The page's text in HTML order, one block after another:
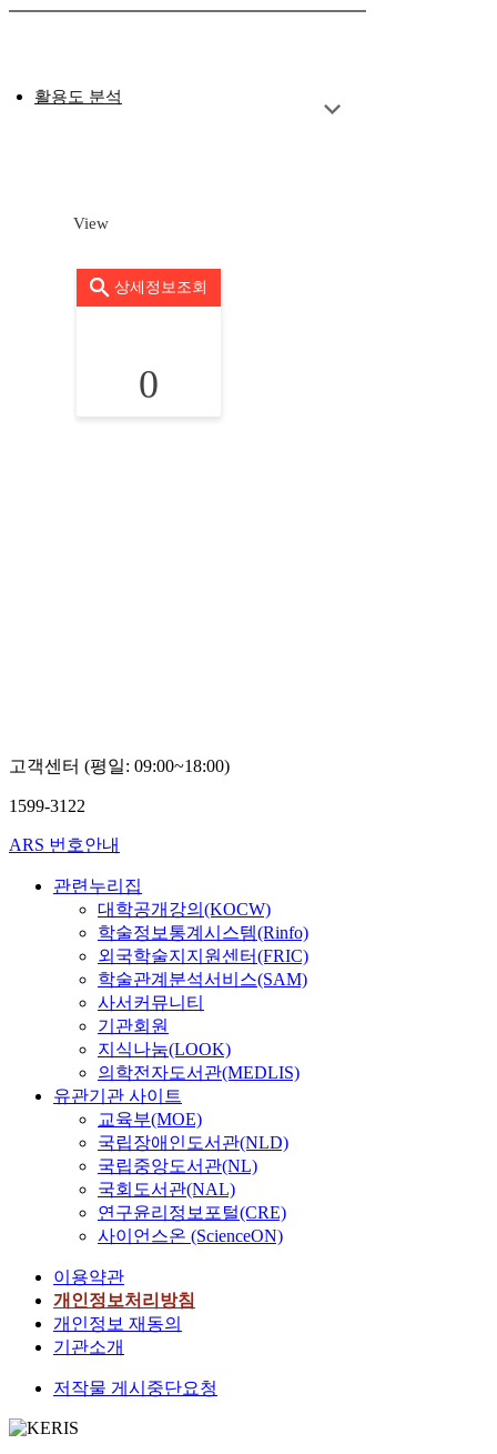
활용도 분석
View
상세정보조회
0
고객센터 (평일: 09:00~18:00)
1599-3122
ARS 번호안내
관련누리집
대학공개강의(KOCW)
학술정보통계시스템(Rinfo)
외국학술지지원센터(FRIC)
학술관계분석서비스(SAM)
사서커뮤니티
기관회원
지식나눔(LOOK)
의학전자도서관(MEDLIS)
유관기관 사이트
교육부(MOE)
국립장애인도서관(NLD)
국립중앙도서관(NL)
국회도서관(NAL)
연구윤리정보포털(CRE)
사이언스온 (ScienceON)
이용약관
개인정보처리방침
개인정보 재동의
기관소개
저작물 게시중단요청